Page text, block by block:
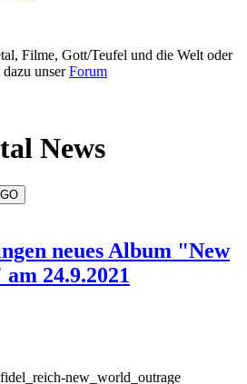
Filme, Gott/Teufel und die Welt oder
unserForum
News
neues Album "New
24.9.2021